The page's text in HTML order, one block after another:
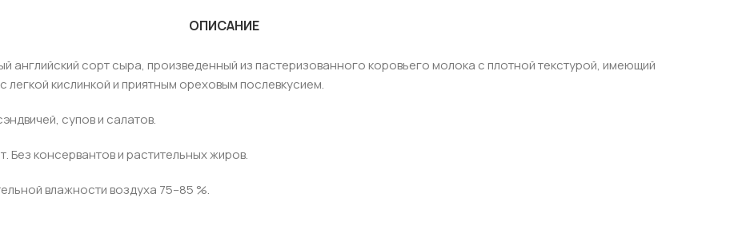
ОПИСАНИЕ
сорт сыра, произведенный из пастеризованного коровьего молока с плотной текстурой, имеющий
легкой кислинкой и приятным ореховым послевкусием.
супов и салатов.
Без консервантов и растительных жиров.
влажности воздуха 75–85 %.